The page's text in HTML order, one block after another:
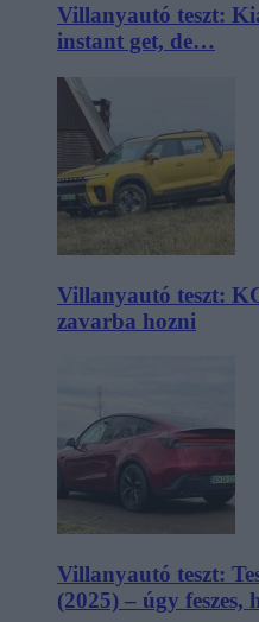
Villanyautó teszt:
instant get, de…
Villanyautó teszt:
zavarba hozni
Villanyautó teszt:
(2025) – úgy feszes,